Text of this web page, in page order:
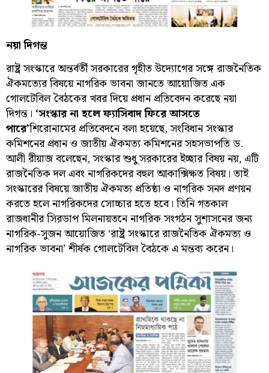
নয়া দিগন্ত
রাষ্ট্র সংস্কারে অন্তর্বর্তী সরকারের গৃহীত উদ্যোগের সঙ্গে রাজনৈতিক
ঐকমত্যের বিষয়ে নাগরিক ভাবনা জানতে আয়োজিত এক
গোলটেবিল বৈঠকের খবর দিয়ে প্রধান প্রতিবেদন করেছে নয়া
দিগন্ত। ‘সংস্কার না হলে ফ্যাসিবাদ ফিরে আসতে
পারে’শিরোনামের প্রতিবেদনে বলা হয়েছে, সংবিধান সংস্কার
কমিশনের প্রধান ও জাতীয় ঐকমত্য কমিশনের সহসভাপতি ড.
আলী রীয়াজ বলেছেন, সংস্কার শুধু সরকারের ইচ্ছার বিষয় নয়, এটি
রাজনৈতিক দল এবং নাগরিকদের বহুল আকাক্সিক্ষত বিষয়। তাই
সংস্কারের বিষয়ে জাতীয় ঐকমত্য প্রতিষ্ঠা ও নাগরিক সনদ প্রণয়ন
করতে হলে নাগরিকদের সোচ্চার হতে হবে। তিনি গতকাল
রাজধানীর সিরডাপ মিলনায়তনে নাগরিক সংগঠন সুশাসনের জন্য
নাগরিক-সুজন আয়োজিত ‘রাষ্ট্র সংস্কারে রাজনৈতিক ঐকমত্য ও
নাগরিক ভাবনা’ শীর্ষক গোলটেবিল বৈঠকে এ মন্তব্য করেন।